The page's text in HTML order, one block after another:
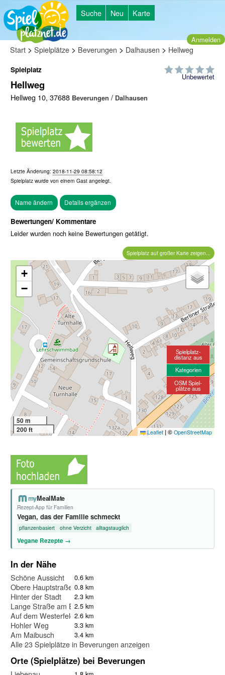
Suche Neu Karte
Anmelden
Start > Spielplätze > Beverungen > Dalhausen > Hellweg
Unbewertet
Spielplatz
Hellweg
Hellweg 10, 37688 Beverungen / Dalhausen
Letzte Änderung: 2018-11-29 08:58:12
Spielplatz wurde von einem Gast angelegt.
Bewertungen/ Kommentare
Leider wurden noch keine Bewertungen getätigt.
Spielplatz auf großer Karte zeigen...
+
−
50 m
200 ft
Leaflet |© OpenStreetMap
Spielplatz-
distanz aus
Kategorien
OSM Spiel-
plätze aus
myMealMate
Rezept-App für Familien
Vegan, das der Familie schmeckt
pflanzenbasiert ohne Verzicht alltagstauglich
Vegane Rezepte →
In der Nähe
Schöne Aussicht 0.6 km
Obere Hauptstraße 0.8 km
Hinter der Stadt 2.3 km
Lange Straße am Ententeich
2.5 km
Auf dem Westerfelde2.6 km
Hohler Weg 3.3 km
Am Maibusch 3.4 km
Alle 23 Spielplätze in Beverungen anzeigen
Orte (Spielplätze) bei Beverungen